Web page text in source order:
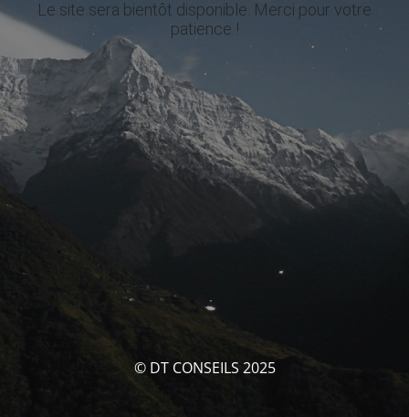
Le site sera bientôt disponible. Merci pour votre
patience !
© DT CONSEILS 2025